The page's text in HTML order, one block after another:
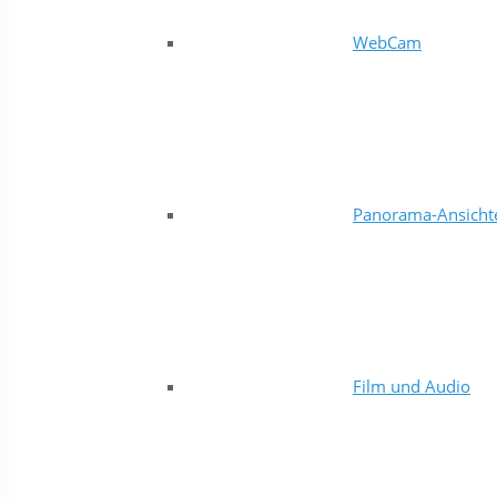
WebCam
Panorama-
Film und Audio